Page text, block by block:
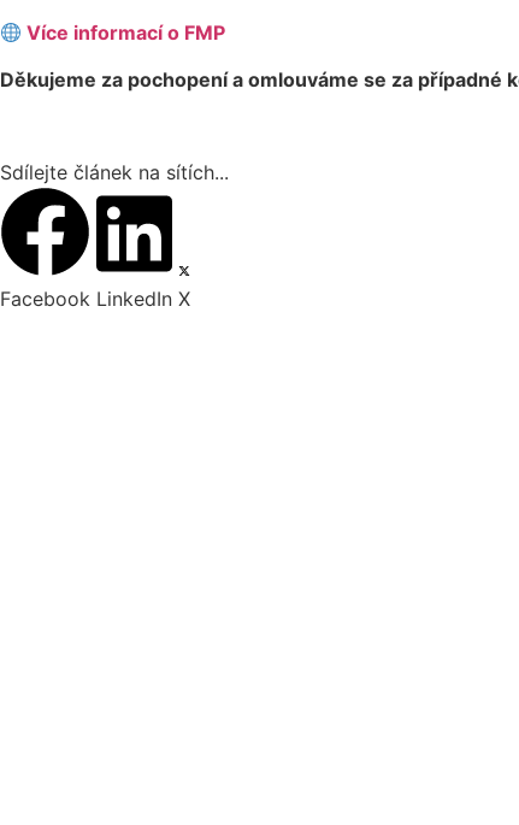
Více informací o FMP
Děkujeme za pochopení a omlouváme se za
Sdílejte článek na sítích...
Facebook LinkedIn X